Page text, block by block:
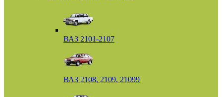
ВАЗ 2101-2107
ВАЗ 2108, 2109, 21099